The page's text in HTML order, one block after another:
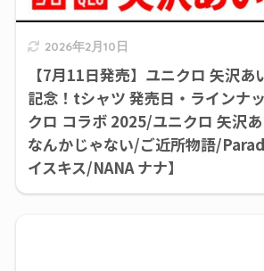
2026年2月10日
【7月11日発売】ユニクロ 矢沢
記念！tシャツ 発売日・ラインナ
クロ コラボ 2025/ユニクロ 矢沢
なんかじゃない/ご近所物語/
イスキス/NANA ナナ】